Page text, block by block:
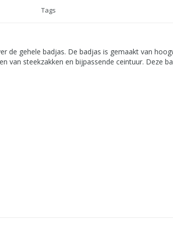
Tags
de gehele badjas. De badjas is gemaakt van
van steekzakken en bijpassende ceintuur. Deze